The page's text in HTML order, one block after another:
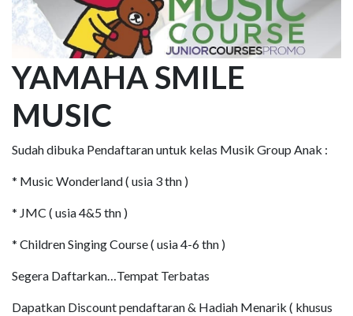
YAMAHA SMILE
MUSIC
Sudah dibuka Pendaftaran untuk kelas Musik Group Anak :
* Music Wonderland ( usia 3 thn )
* JMC ( usia 4&5 thn )
* Children Singing Course ( usia 4-6 thn )
Segera Daftarkan…Tempat Terbatas
Dapatkan Discount pendaftaran & Hadiah Menarik ( khusus